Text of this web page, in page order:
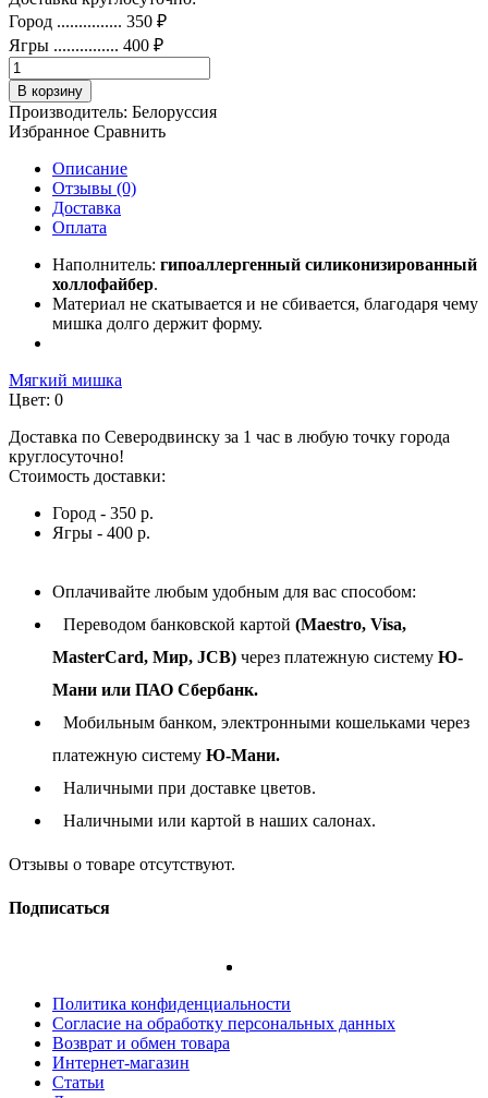
Город ............... 350 ₽
Ягры ............... 400 ₽
В корзину
Производитель: Белоруссия
Избранное Сравнить
Описание
Отзывы (0)
Доставка
Оплата
Наполнитель: гипоаллергенный силиконизированный
холлофайбер.
Материал не скатывается и не сбивается, благодаря чему
мишка долго держит форму.
Мягкий мишка
Цвет: 0
Доставка по Северодвинску за 1 час в любую точку города
круглосуточно!
Стоимость доставки:
Город - 350 р.
Ягры - 400 р.
Оплачивайте любым удобным для вас способом:
Переводом банковской картой (Maestro, Visa,
MasterCard, Мир, JCB) через платежную систему Ю-
Мани или ПАО Сбербанк.
Мобильным банком, электронными кошельками через
платежную систему Ю-Мани.
Наличными при доставке цветов.
Наличными или картой в наших салонах.
Отзывы о товаре отсутствуют.
Подписаться
Политика конфиденциальности
Согласие на обработку персональных данных
Возврат и обмен товара
Интернет-магазин
Статьи